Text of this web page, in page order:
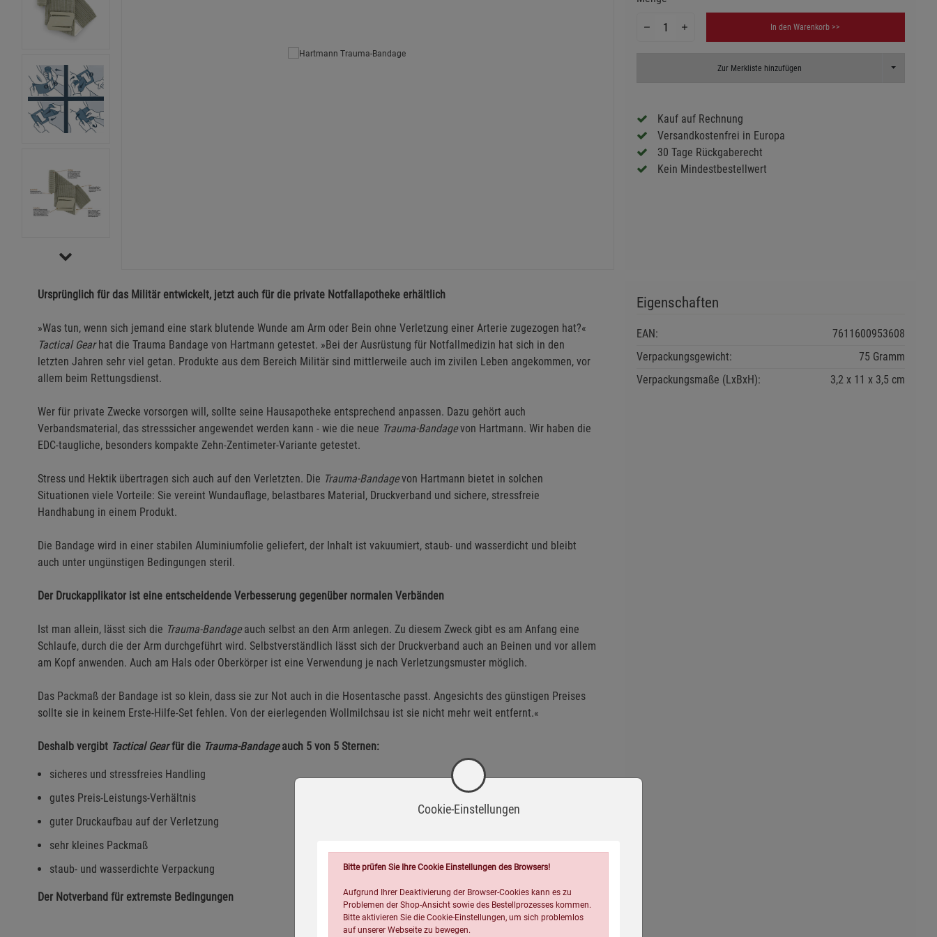
In den Warenkorb >>
Zur Merkliste hinzufügen Toggle
Kauf auf Rechnung
Versandkostenfrei in Europa
30 Tage Rückgaberecht
Kein Mindestbestellwert
Ursprünglich für das Militär entwickelt, jetzt auch für die private Notfallapotheke erhältlich
»Was tun, wenn sich jemand eine stark blutende Wunde am Arm oder Bein ohne Verletzung einer Arterie zugezogen hat?«
Tactical Gearhat die Trauma Bandage von Hartmann getestet. »Bei der Ausrüstung für Notfallmedizin hat sich in den
letzten Jahren sehr viel getan. Produkte aus dem Bereich Militär sind mittlerweile auch im zivilen Leben angekommen, vor
allem beim Rettungsdienst.
Wer für private Zwecke vorsorgen will, sollte seine Hausapotheke entsprechend anpassen. Dazu gehört auch
Verbandsmaterial, das stresssicher angewendet werden kann - wie die neue Trauma-Bandagevon Hartmann. Wir haben die
EDC-taugliche, besonders kompakte Zehn-Zentimeter-Variante getestet.
Stress und Hektik übertragen sich auch auf den Verletzten. Die Trauma-Bandagevon Hartmann bietet in solchen
Situationen viele Vorteile: Sie vereint Wundauflage, belastbares Material, Druckverband und sichere, stressfreie
Handhabung in einem Produkt.
Die Bandage wird in einer stabilen Aluminiumfolie geliefert, der Inhalt ist vakuumiert, staub- und wasserdicht und bleibt
auch unter ungünstigen Bedingungen steril.
Der Druckapplikator ist eine entscheidende Verbesserung gegenüber normalen Verbänden
Ist man allein, lässt sich die Trauma-Bandageauch selbst an den Arm anlegen. Zu diesem Zweck gibt es am Anfang eine
Schlaufe, durch die der Arm durchgeführt wird. Selbstverständlich lässt sich der Druckverband auch an Beinen und vor allem
am Kopf anwenden. Auch am Hals oder Oberkörper ist eine Verwendung je nach Verletzungsmuster möglich.
Das Packmaß der Bandage ist so klein, dass sie zur Not auch in die Hosentasche passt. Angesichts des günstigen Preises
sollte sie in keinem Erste-Hilfe-Set fehlen. Von der eierlegenden Wollmilchsau ist sie nicht mehr weit entfernt.«
Deshalb vergibt Tactical Gearfür die Trauma-Bandageauch 5 von 5 Sternen:
sicheres und stressfreies Handling
gutes Preis-Leistungs-Verhältnis
guter Druckaufbau auf der Verletzung
sehr kleines Packmaß
staub- und wasserdichte Verpackung
Der Notverband für extremste Bedingungen
Eigenschaften
EAN:
7611600953608
Verpackungsgewicht:
75 Gramm
Verpackungsmaße (LxBxH):
3,2 11 3,5 cm
Cookie-Einstellungen
Bitte prüfen Sie Ihre Cookie Einstellungen des Browsers!
Aufgrund Ihrer Deaktivierung der Browser-Cookies kann es zu
Problemen der Shop-Ansicht sowie des Bestellprozesses kommen.
Bitte aktivieren Sie die Cookie-Einstellungen, um sich problemlos
auf unserer Webseite zu bewegen.